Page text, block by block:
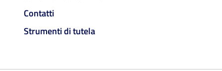
Contatti
Strumenti di tutela